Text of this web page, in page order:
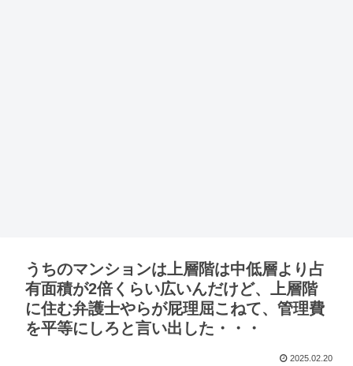
うちのマンションは上層階は中低層より占
有面積が2倍くらい広いんだけど、上層階
に住む弁護士やらが屁理屈こねて、管理費
を平等にしろと言い出した・・・
2025.02.20